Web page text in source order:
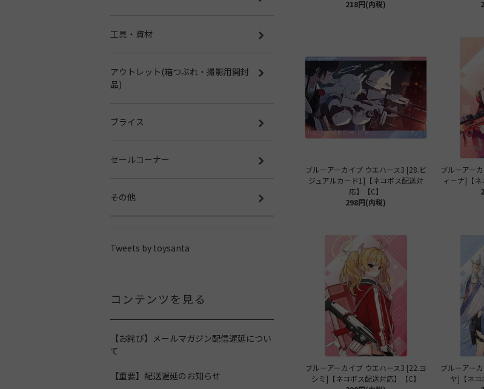
218円(内税)
ブルーアーカイブ ウエハース3 [28.ビ
ジュアルカード1]【ネコポス配送対
応】【C】
298円(内税)
ブルーアー
ィーナ]【ネ
ブルーアーカイブ ウエハース3 [22.ヨ
シミ]【ネコポス配送対応】【C】
ブルーアー
ヤ]【ネコ
工具・資材
アウトレット(箱つぶれ・撮影用開封
品)
ブライス
セールコーナー
その他
Tweets by toysanta
コンテンツを見る
【お詫び】メールマガジン配信遅延につい
て
【重要】配送遅延のお知らせ